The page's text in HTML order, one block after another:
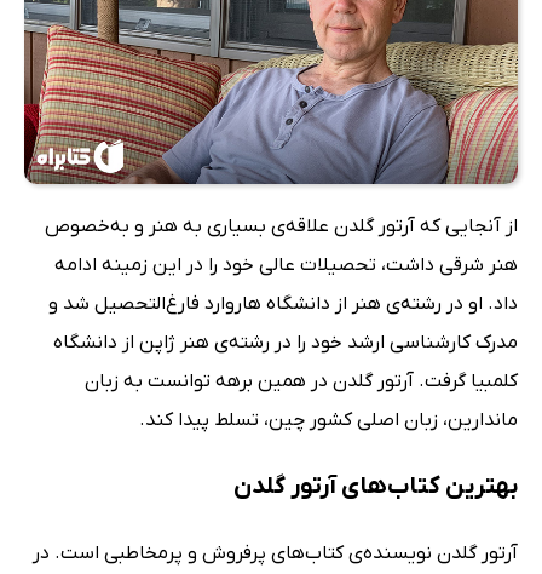
از آنجایی که آرتور گلدن علاقه‌ی بسیاری به هنر و به‌خصوص
هنر شرقی داشت، تحصیلات عالی خود را در این زمینه ادامه
داد. او در رشته‌ی هنر از دانشگاه هاروارد فارغ‌التحصیل شد و
مدرک کارشناسی ارشد خود را در رشته‌ی هنر ژاپن از دانشگاه
کلمبیا گرفت. آرتور گلدن در همین برهه توانست به زبان
ماندارین، زبان اصلی کشور چین، تسلط پیدا کند.
بهترین کتاب‌های آرتور گلدن
آرتور گلدن نویسنده‌ی کتاب‌های پرفروش و پرمخاطبی است. در